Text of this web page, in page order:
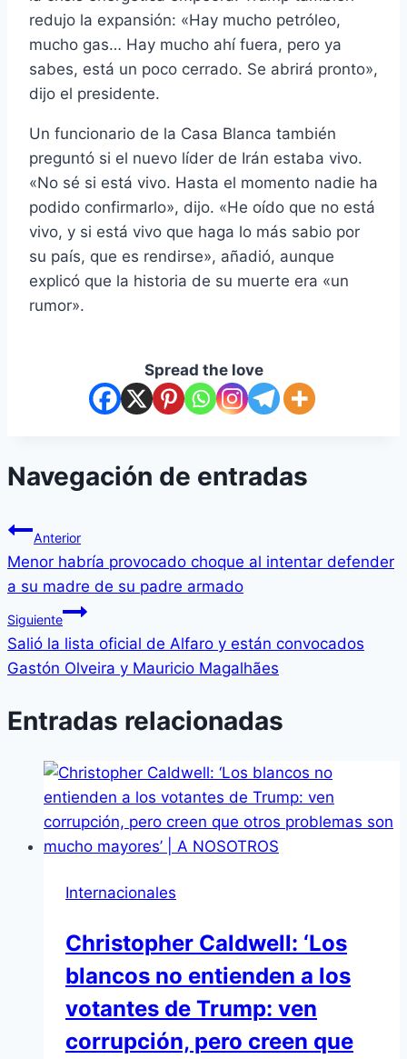
redujo la expansión: «Hay mucho petróleo,
mucho gas… Hay mucho ahí fuera, pero ya
sabes, está un poco cerrado. Se abrirá pronto»,
dijo el presidente.
Un funcionario de la Casa Blanca también
preguntó si el nuevo líder de Irán estaba vivo.
«No sé si está vivo. Hasta el momento nadie ha
podido confirmarlo», dijo. «He oído que no está
vivo, y si está vivo que haga lo más sabio por
su país, que es rendirse», añadió, aunque
explicó que la historia de su muerte era «un
rumor».
Spread the love
Navegación de entradas
Anterior
Menor habría provocado choque al intentar defender
a su madre de su padre armado
Siguiente
Salió la lista oficial de Alfaro y están convocados
Gastón Olveira y Mauricio Magalhães
Entradas relacionadas
Internacionales
Christopher Caldwell: ‘Los
blancos no entienden a los
votantes de Trump: ven
corrupción, pero creen que